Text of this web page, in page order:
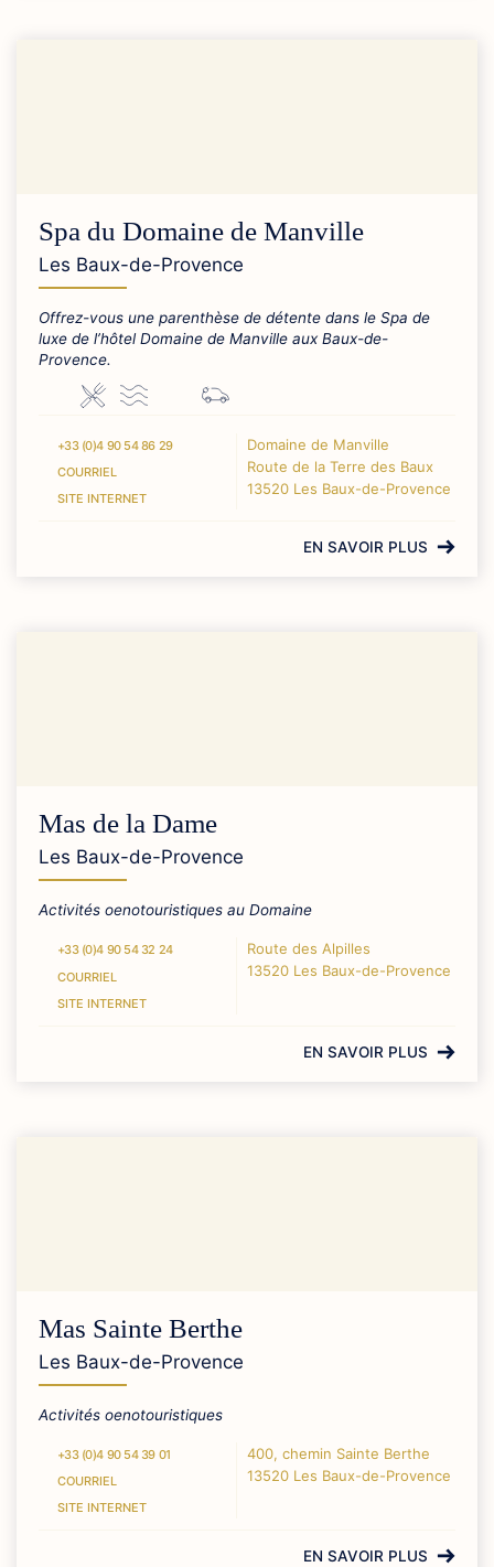
Spa du Domaine de Manville
Les Baux-de-Provence
Offrez-vous une parenthèse de détente dans le Spa de
luxe de l’hôtel Domaine de Manville aux Baux-de-
Provence.
+33 (0)4 90 54 86 29
COURRIEL
SITE INTERNET
Domaine de Manville
Route de la Terre des Baux
13520 Les Baux-de-Provence
EN SAVOIR PLUS
Mas de la Dame
Les Baux-de-Provence
Activités oenotouristiques au Domaine
+33 (0)4 90 54 32 24
COURRIEL
SITE INTERNET
Route des Alpilles
13520 Les Baux-de-Provence
EN SAVOIR PLUS
Mas Sainte Berthe
Les Baux-de-Provence
Activités oenotouristiques
+33 (0)4 90 54 39 01
COURRIEL
SITE INTERNET
400, chemin Sainte Berthe
13520 Les Baux-de-Provence
EN SAVOIR PLUS